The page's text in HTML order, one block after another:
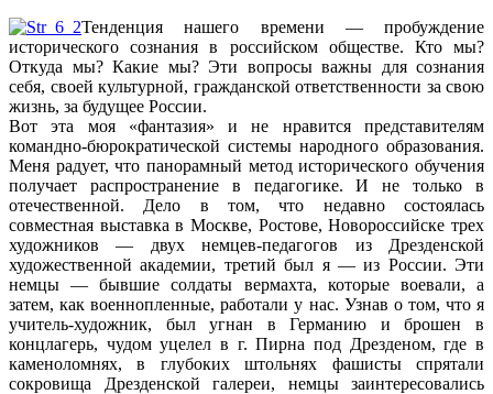
Тенденция нашего времени — пробуждение
исторического сознания в российском обществе. Кто мы?
Откуда мы? Какие мы? Эти вопросы важны для сознания
себя, своей культурной, гражданской ответственности за свою
жизнь, за будущее России.
Вот эта моя «фантазия» и не нравится представителям
командно-бюрократической системы народного образования.
Меня радует, что панорамный метод исторического обучения
получает распространение в педагогике. И не только в
отечественной. Дело в том, что недавно состоялась
совместная выставка в Москве, Ростове, Новороссийске трех
художников — двух немцев-педагогов из Дрезденской
художественной академии, третий был я — из России. Эти
немцы — бывшие солдаты вермахта, которые воевали, а
затем, как военнопленные, работали у нас. Узнав о том, что я
учитель-художник, был угнан в Германию и брошен в
концлагерь, чудом уцелел в г. Пирна под Дрезденом, где в
каменоломнях, в глубоких штольнях фашисты спрятали
сокровища Дрезденской галереи, немцы заинтересовались